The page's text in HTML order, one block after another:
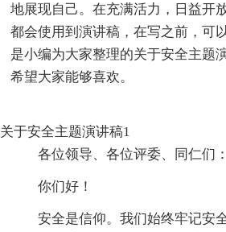
地展现自己。在充满活力，日益开
都会使用到演讲稿，在写之前，可
是小编为大家整理的关于安全主题
希望大家能够喜欢。
关于安全主题演讲稿1
各位领导、各位评委、同仁们：
你们好！
安全是信仰。我们始终牢记安